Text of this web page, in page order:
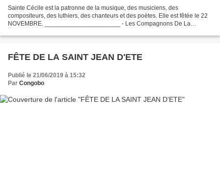
Sainte Cécile est la patronne de la musique, des musiciens, des
compositeurs, des luthiers, des chanteurs et des poètes. Elle est fêtée le 22
NOVEMBRE. ______________________ - Les Compagnons De La
===========================================================
FÊTE DE LA SAINT JEAN D'ETE
Publié le 21/06/2019 à 15:32
Par Congobo